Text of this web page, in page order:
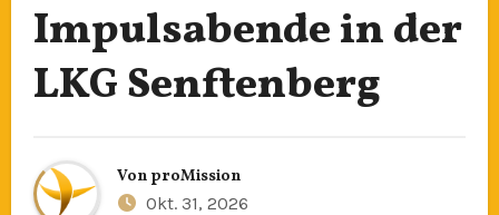
Impulsabende in der
LKG Senftenberg
Von proMission
Okt. 31, 2026